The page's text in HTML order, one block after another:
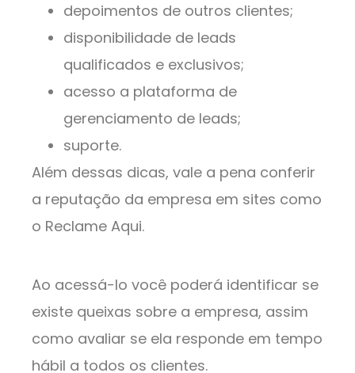
depoimentos de outros clientes;
disponibilidade de leads
qualificados e exclusivos;
acesso a plataforma de
gerenciamento de leads;
suporte.
Além dessas dicas, vale a pena conferir
a reputação da empresa em sites como
o Reclame Aqui.
Ao acessá-lo você poderá identificar se
existe queixas sobre a empresa, assim
como avaliar se ela responde em tempo
hábil a todos os clientes.